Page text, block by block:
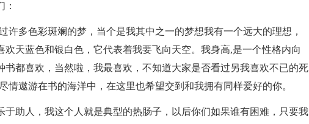
许多色彩斑斓的梦，当个是我其中之一的梦想我有一个远大的理想，
欢天蓝色和银白色，它代表着我要飞向天空。我身高,是一个性格内向
书都喜欢，当然啦，我最喜欢，不知道大家是否看过另我喜欢不已的死
情遨游在书的海洋中，在这里也希望交到和我拥有同样爱好的你。
于助人，我这个人就是典型的热肠子，以后你们如果谁有困难，只要我